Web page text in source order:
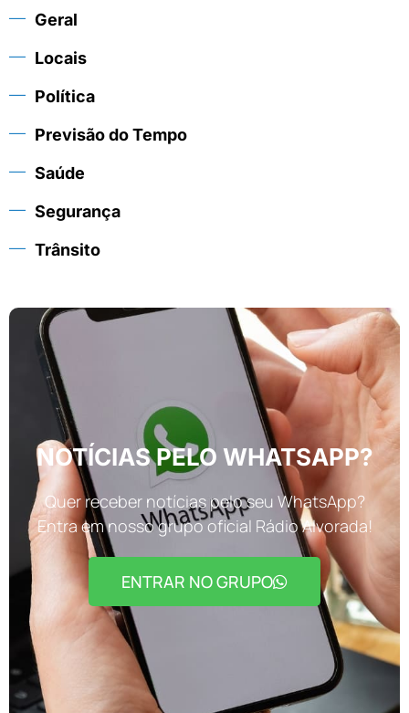
Geral
Locais
Política
Previsão do Tempo
Saúde
Segurança
Trânsito
NOTÍCIAS PELO WHATSAPP?
Quer receber notícias pelo seu WhatsApp?
Entra em nosso grupo oficial Rádio Alvorada!
ENTRAR NO GRUPO